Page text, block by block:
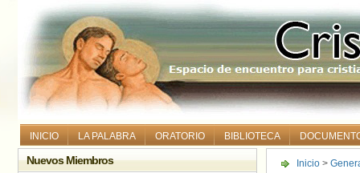
INICIO LA PALABRA ORATORIO BIBLIOTECA
Inicio >
Nuevos Miembros